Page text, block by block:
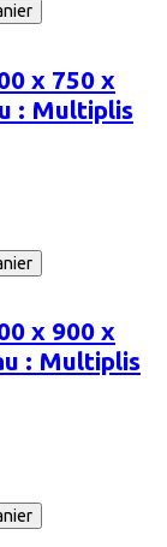
x 750 x
: Multiplis
x 900 x
: Multiplis